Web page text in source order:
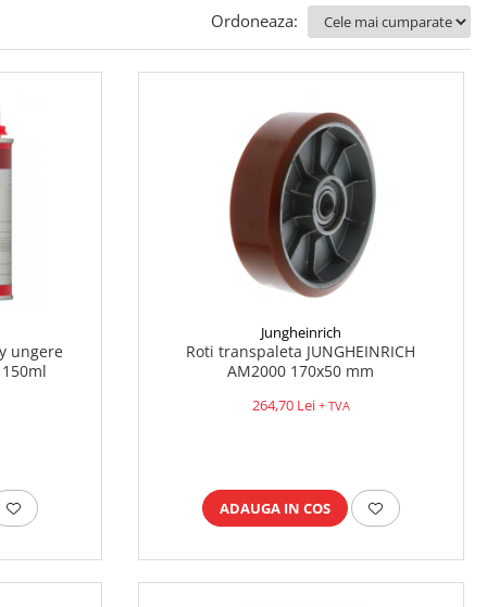
Ordoneaza:
ungere
Jungheinrich
Roti transpaleta JUNGHEINRICH
AM2000 170x50 mm
264,70 Lei + TVA
ADAUGA IN COS